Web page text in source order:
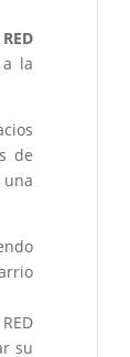
la
de
su